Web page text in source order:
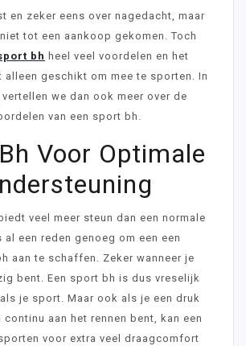
en zeker eens over nagedacht, maar
tot een aankoop gekomen. Toch
bh heel veel voordelen en het
geschikt om mee te sporten. In
we dan ook meer over de
van een sport bh.
Voor Optimale
veel meer steun dan een normale
al een reden genoeg om een een
aan te schaffen. Zeker wanneer je
bent. Een sport bh is dus vreselijk
je sport. Maar ook als je een druk
continu aan het rennen bent, kan een
voor extra veel draagcomfort